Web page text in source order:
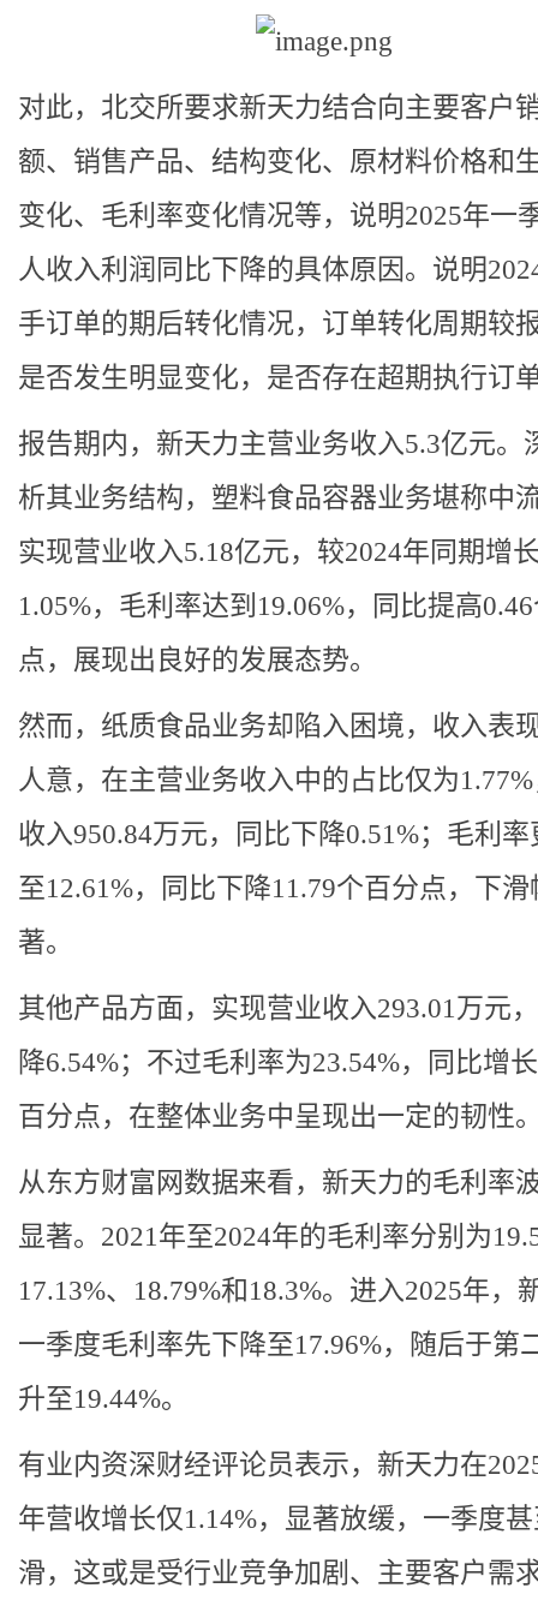
对此，北交所要求新天力结合向主要客户
额、销售产品、结构变化、原材料价格和
变化、毛利率变化情况等，说明2025年一
人收入利润同比下降的具体原因。说明
手订单的期后转化情况，订单转化周期较
是否发生明显变化，是否存在超期执行订
报告期内，新天力主营业务收入5.3亿元。
析其业务结构，塑料食品容器业务堪称中
实现营业收入5.18亿元，较2024年同期增
1.05%，毛利率达到19.06%，同比提高
点，展现出良好的发展态势。
然而，纸质食品业务却陷入困境，收入表
人意，在主营业务收入中的占比仅为
收入950.84万元，同比下降0.51%；毛利率
至12.61%，同比下降11.79个百分点，下滑
著。
其他产品方面，实现营业收入293.01万元
降6.54%；不过毛利率为23.54%，同比增
百分点，在整体业务中呈现出一定的韧性
从东方财富网数据来看，新天力的毛利率
显著。2021年至2024年的毛利率分别为
17.13%、18.79%和18.3%。进入2025年，
一季度毛利率先下降至17.96%，随后于第
升至19.44%。
有业内资深财经评论员表示，新天力在
年营收增长仅1.14%，显著放缓，一季度
滑，这或是受行业竞争加剧、主要客户需